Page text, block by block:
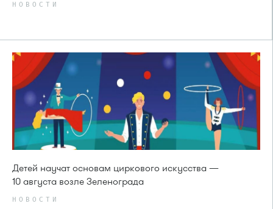
НОВОСТИ
Детей научат основам циркового искусства —
10 августа возле Зеленограда
НОВОСТИ